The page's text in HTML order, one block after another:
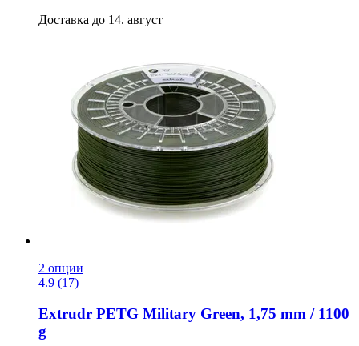
Доставка до 14. август
2 опции
4.9 (17)
Extrudr PETG Military Green, 1,75 mm / 1100
g